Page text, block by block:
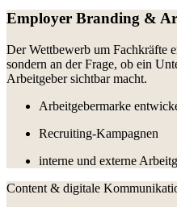
Employer Branding &
Der Wettbewerb um Fachkräfte
sondern an der Frage, ob ein
Arbeitgeber sichtbar macht.
Arbeitgebermarke
Recruiting-Kampagnen
interne und externe
Content & digitale